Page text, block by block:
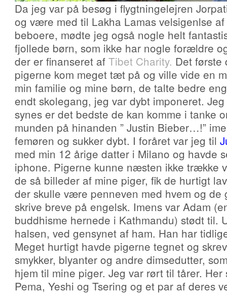
Da jeg var på besøg i flygtningelejren
og være med til Lakha Lamas velsigenlse
beboere, mødte jeg også nogle helt
fjollede børn, som ikke har nogle forældre
der er finanseret af Tibet Charity. Det første
pigerne kom meget tæt på og ville vide en
min familie og mine børn, de talte bedre
endt skolegang, jeg var dybt imponeret.
synes er det bedste de kan komme i tanke
munden på hinanden ” Justin Bieber…!”
femøren og sukker dybt. I foråret var jeg til
med min 12 årige datter i Milano og havde
iphone. Pigerne kunne næsten ikke trække
de så billeder af mine piger, fik de hurtigt
der skulle være penneven med hvem og de
skrive breve på engelsk. Imens var Adam
buddhisme hernede i Kathmandu) stødt til.
halsen, ved gensynet af ham. Han har
Meget hurtigt havde pigerne tegnet og
smykker, blyanter og andre dimsedutter,
hjem til mine piger. Jeg var rørt til tårer. Her
Pema, Yeshi og Tsering og et par af deres